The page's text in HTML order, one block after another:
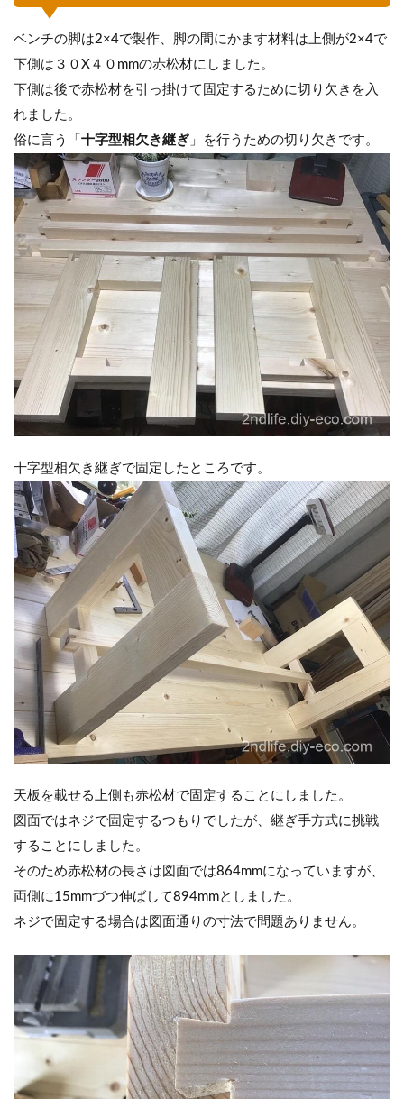
ベンチの脚は2×4で製作、脚の間にかます材料は上側が2×4で
下側は３０X４０mmの赤松材にしました。
下側は後で赤松材を引っ掛けて固定するために切り欠きを入
れました。
俗に言う「 十字型相欠き継ぎ 」を行うための切り欠きです。
十字型相欠き継ぎで固定したところです。
天板を載せる上側も赤松材で固定することにしました。
図面ではネジで固定するつもりでしたが、継ぎ手方式に挑戦
することにしました。
そのため赤松材の長さは図面では864mmになっていますが、
両側に15mmづつ伸ばして894mmとしました。
ネジで固定する場合は図面通りの寸法で問題ありません。